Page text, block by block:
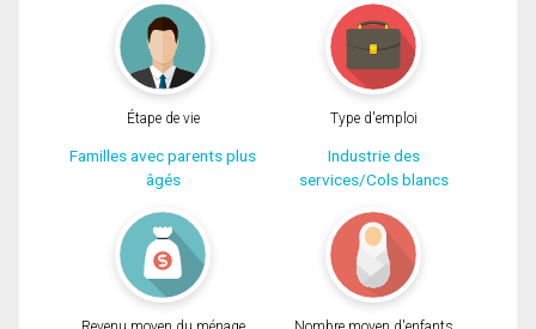
Étape de vie
Familles avec parents plus
âgés
Type d'emploi
Industrie des
services/Cols blancs